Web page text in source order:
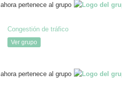
ahora pertenece al grupo
Congestión de tráfico
Ver grupo
ahora pertenece al grupo